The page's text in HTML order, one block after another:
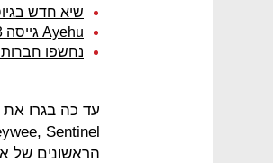
שיא חדש
Ayehu גייסה 3 מיליון דולר
נחשפו